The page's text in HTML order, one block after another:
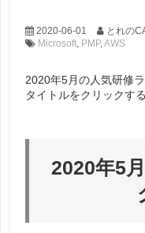
2020-06-01 とれの
Microsoft, PMP,AWS
2020年5月の人気研修
タイトルをクリックす
2020年5